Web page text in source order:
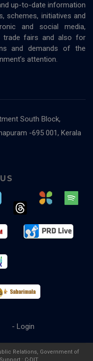
up-to-date information
schemes, initiatives and
and social media,
trade fairs and also for
and demands of the
attention.
South Block,
-695 001, Kerala
- Login
Relations, Government of